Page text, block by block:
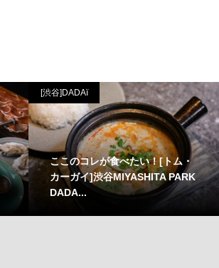
[渋谷]DADAï
ここのコレが食べたい！[トム・
カーガイ]渋谷MIYASHITA PARK
DADA...